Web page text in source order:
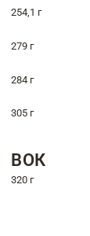
254,1 г
279 г
284 г
305 г
ВОК
320 г